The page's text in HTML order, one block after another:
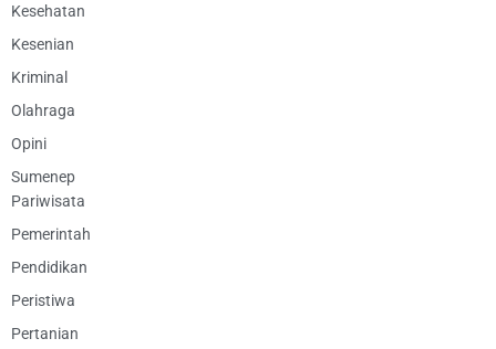
Kesehatan
Kesenian
Kriminal
Olahraga
Opini
Sumenep
Pariwisata
Pemerintah
Pendidikan
Peristiwa
Pertanian